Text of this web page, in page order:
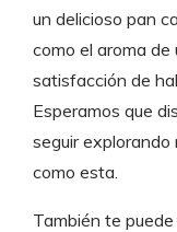
un delicioso pan
como el aroma
satisfacción de
Esperamos que
seguir
como esta.
También te